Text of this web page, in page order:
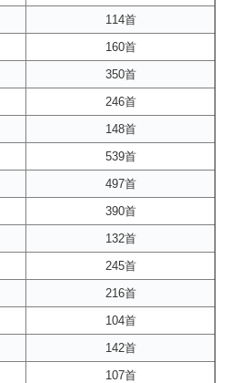
114首
160首
350首
246首
148首
539首
497首
390首
132首
245首
216首
104首
142首
107首